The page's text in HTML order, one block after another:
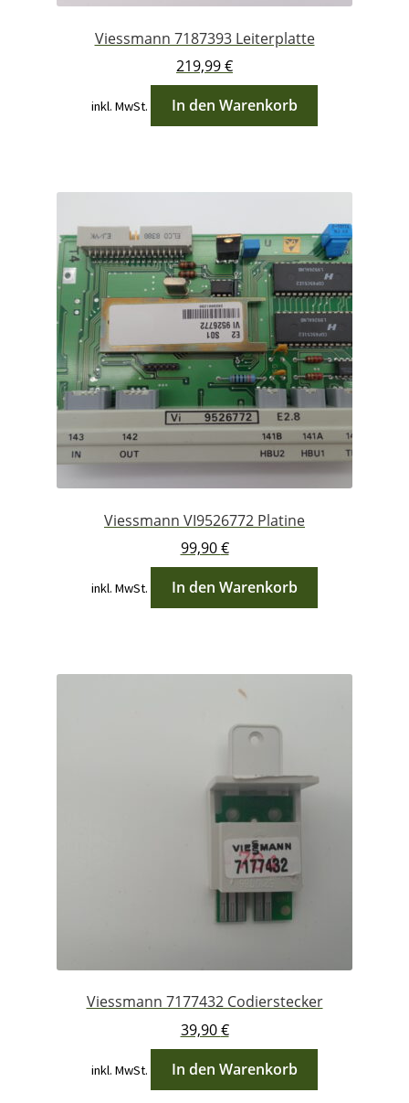
Viessmann 7187393 Leiterplatte
219,99€
inkl. MwSt. In den Warenkorb
Viessmann VI9526772 Platine
99,90€
inkl. MwSt. In den Warenkorb
Viessmann 7177432 Codierstecker
39,90€
inkl. MwSt. In den Warenkorb